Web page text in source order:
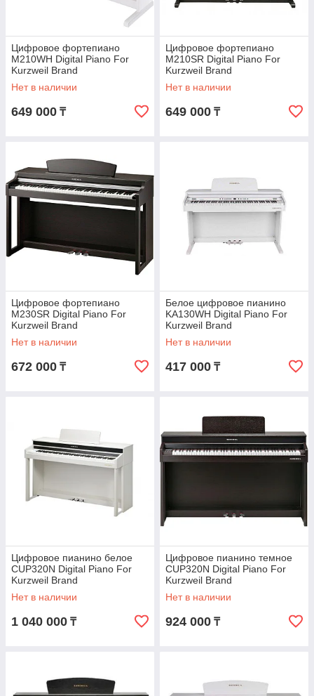
Цифровое фортепиано
M210WH Digital Piano For
Kurzweil Brand
Нет в наличии
649 000 ₸
Цифровое фортепиано
M210SR Digital Piano For
Kurzweil Brand
Нет в наличии
649 000 ₸
Цифровое фортепиано
M230SR Digital Piano For
Kurzweil Brand
Нет в наличии
672 000 ₸
Белое цифровое пианино
KA130WH Digital Piano For
Kurzweil Brand
Нет в наличии
417 000 ₸
Цифровое пианино белое
CUP320N Digital Piano For
Kurzweil Brand
Нет в наличии
1 040 000 ₸
Цифровое пианино темное
CUP320N Digital Piano For
Kurzweil Brand
Нет в наличии
924 000 ₸